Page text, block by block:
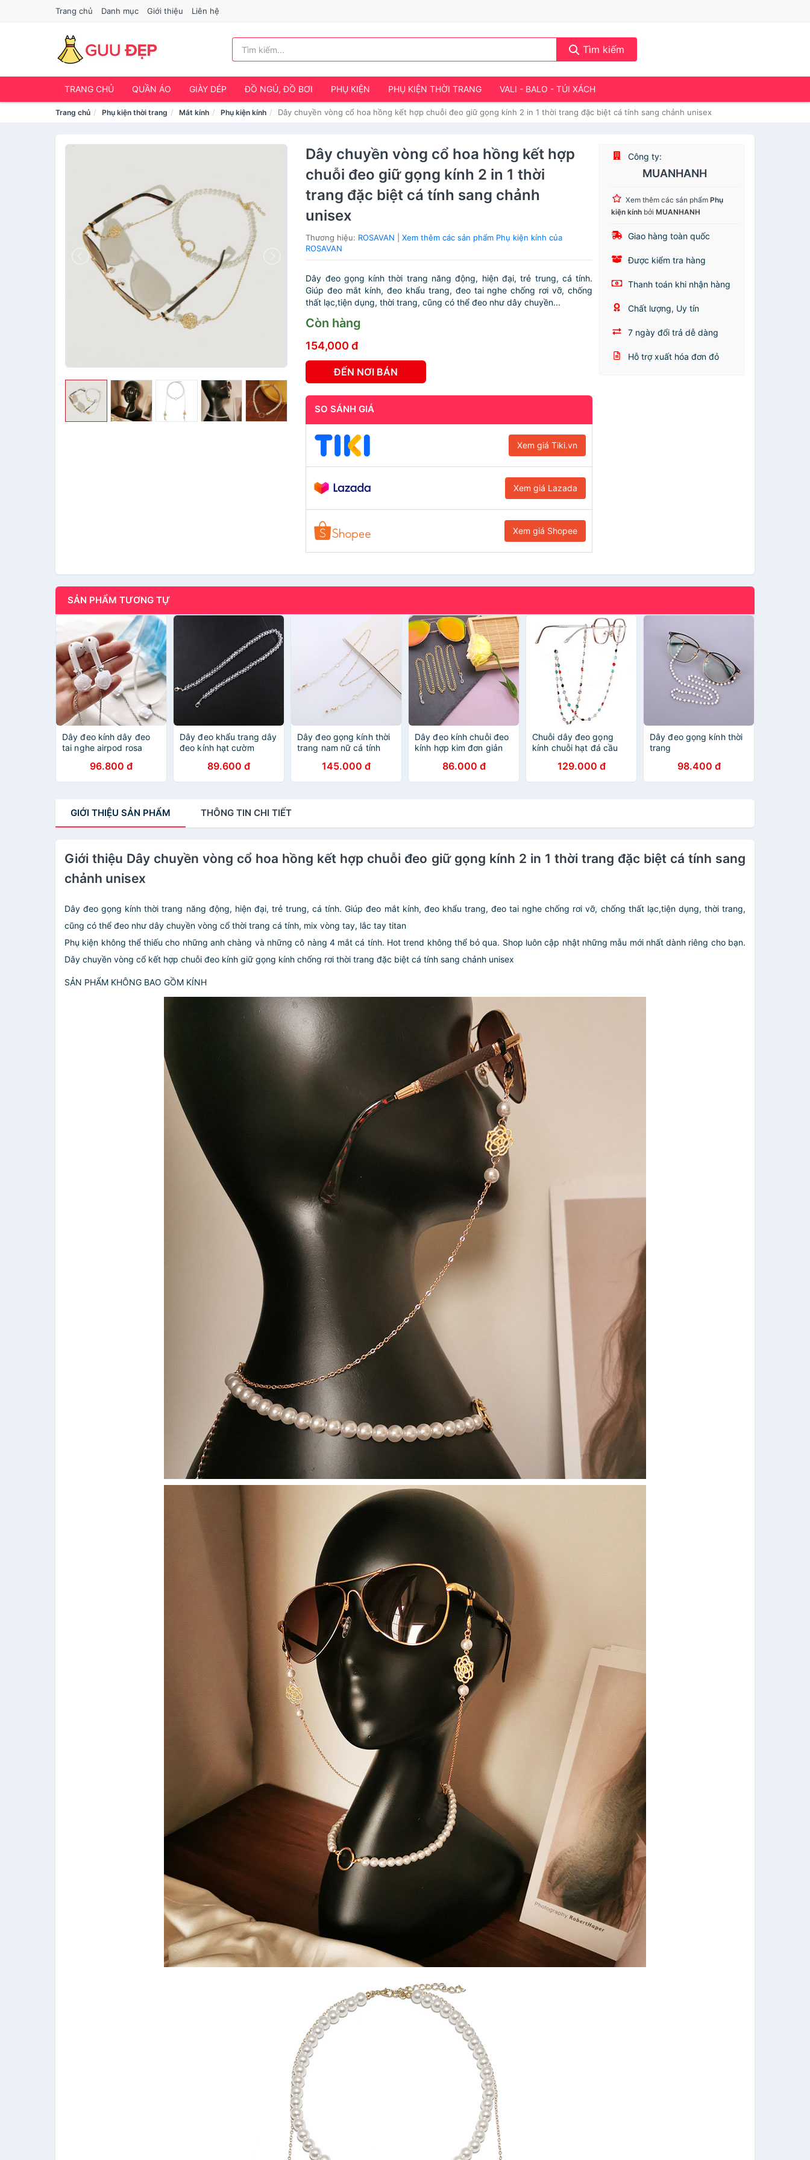
Trang chủ Danh mục Giới thiệu Liên hệ
Tìm kiếm
TRANG CHỦ QUẦN ÁO GIÀY DÉP ĐỒ NGỦ, ĐỒ BƠI PHỤ KIỆN PHỤ KIỆN THỜI TRANG VALI - BALO - TÚI XÁCH
Trang chủ Phụ kiện thời trang Mắt kính Phụ kiện kính Dây chuyền vòng cổ hoa hồng kết hợp chuỗi đeo giữ gọng kính 2 in 1 thời trang đặc biệt cá tính sang chảnh unisex
Dây chuyền vòng cổ hoa hồng kết hợp
chuỗi đeo giữ gọng kính 2 in 1 thời
trang đặc biệt cá tính sang chảnh
unisex
Thương hiệu: ROSAVAN |Xem thêm các sản phẩm Phụ kiện kính của
ROSAVAN
Dây đeo gọng kính thời trang năng động, hiện đại, trẻ trung, cá tính.
Giúp đeo mắt kính, đeo khẩu trang, đeo tai nghe chống rơi vỡ, chống
thất lạc,tiện dụng, thời trang, cũng có thể đeo như dây chuyền...
Còn hàng
154,000 đ
ĐẾN NƠI BÁN
SO SÁNH GIÁ
Xem giá Tiki.vn
Xem giá Lazada
Xem giá Shopee
Công ty:
MUANHANH
Xem thêm các sản phẩmPhụ
kiện kính bởiMUANHANH
Giao hàng toàn quốc
Được kiểm tra hàng
Thanh toán khi nhận hàng
Chất lượng, Uy tín
7 ngày đổi trả dễ dàng
Hỗ trợ xuất hóa đơn đỏ
SẢN PHẨM TƯƠNG TỰ
Dây đeo kính dây đeo
tai nghe airpod rosa
96.800 đ
Dây đeo khẩu trang dây
đeo kính hạt cườm
89.600 đ
Dây đeo gọng kính thời
trang nam nữ cá tính
dây đeo airpod đeo tai
nghe bluetooth
145.000 đ
Dây đeo kính chuỗi đeo
kính hợp kim đơn giản
86.000 đ
Chuỗi dây đeo gọng
kính chuỗi hạt đá cầu
độc đáo hot fashion
trend top
129.000 đ
Dây đeo gọng kính thời
trang
98.400 đ
GIỚI THIỆU SẢN PHẨM THÔNG TIN CHI TIẾT
Giới thiệu Dây chuyền vòng cổ hoa hồng kết hợp chuỗi đeo giữ gọng kính 2 in 1 thời trang đặc biệt cá tính sang
chảnh unisex
Dây đeo gọng kính thời trang năng động, hiện đại, trẻ trung, cá tính. Giúp đeo mắt kính, đeo khẩu trang, đeo tai nghe chống rơi vỡ, chống thất lạc,tiện dụng, thời trang,
cũng có thể đeo như dây chuyền vòng cổ thời trang cá tính, mix vòng tay, lắc tay titan
Phụ kiện không thể thiếu cho những anh chàng và những cô nàng 4 mắt cá tính. Hot trend không thể bỏ qua. Shop luôn cập nhật những mẫu mới nhất dành riêng cho bạn.
Dây chuyền vòng cổ kết hợp chuỗi đeo kính giữ gọng kính chống rơi thời trang đặc biệt cá tính sang chảnh unisex
SẢN PHẨM KHÔNG BAO GỒM KÍNH